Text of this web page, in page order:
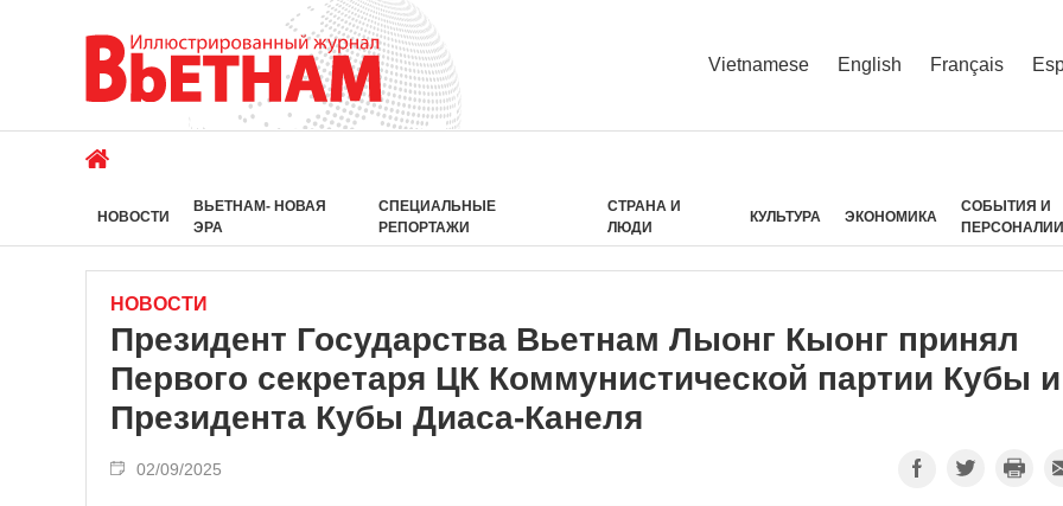
Vietnamese English Français
НОВОСТИ
ВЬЕТНАМ- НОВАЯ
ЭРА
СПЕЦИАЛЬНЫЕ
РЕПОРТАЖИ
СТРАНА И
ЛЮДИ
КУЛЬТУРА ЭКОНОМИКА
СОБЫТИЯ И
НОВОСТИ
Президент Государства Вьетнам Лыонг Кыонг принял
Первого секретаря ЦК Коммунистической партии Кубы и
Президента Кубы Диаса-Канеля
02/09/2025